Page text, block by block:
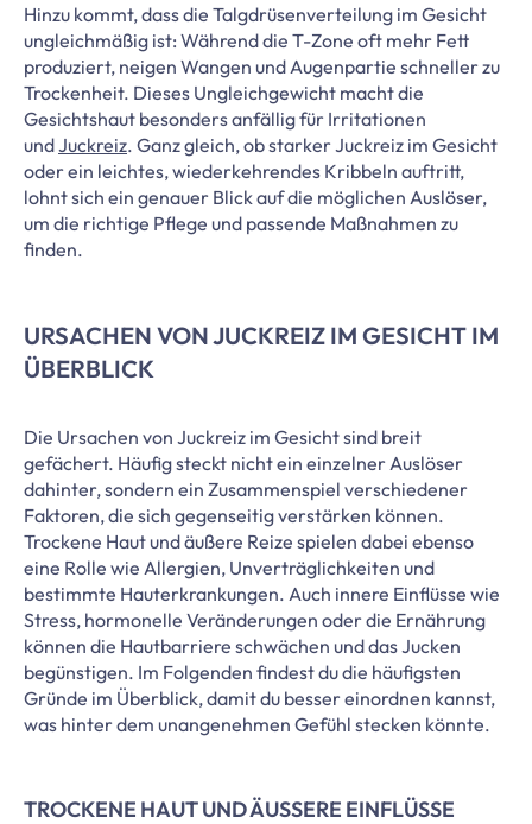
Hinzu kommt, dass die Talgdrüsenverteilung im Gesicht
ungleichmäßig ist: Während die T-Zone oft mehr Fett
produziert, neigen Wangen und Augenpartie schneller zu
Trockenheit. Dieses Ungleichgewicht macht die
Gesichtshaut besonders anfällig für Irritationen
undJuckreiz. Ganz gleich, ob starker Juckreiz im Gesicht
oder ein leichtes, wiederkehrendes Kribbeln auftritt,
lohnt sich ein genauer Blick auf die möglichen Auslöser,
um die richtige Pflege und passende Maßnahmen zu
finden.
URSACHEN VON JUCKREIZ IM GESICHT IM
ÜBERBLICK
Die Ursachen von Juckreiz im Gesicht sind breit
gefächert. Häufig steckt nicht ein einzelner Auslöser
dahinter, sondern ein Zusammenspiel verschiedener
Faktoren, die sich gegenseitig verstärken können.
Trockene Haut und äußere Reize spielen dabei ebenso
eine Rolle wie Allergien, Unverträglichkeiten und
bestimmte Hauterkrankungen. Auch innere Einflüsse wie
Stress, hormonelle Veränderungen oder die Ernährung
können die Hautbarriere schwächen und das Jucken
begünstigen. Im Folgenden findest du die häufigsten
Gründe im Überblick, damit du besser einordnen kannst,
was hinter dem unangenehmen Gefühl stecken könnte.
TROCKENE HAUT UND ÄUSSERE EINFLÜSSE